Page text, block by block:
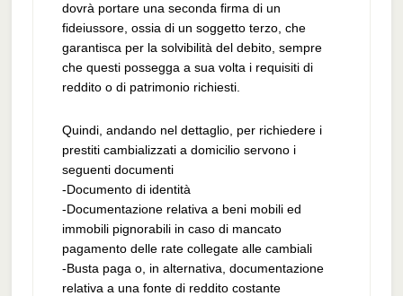
dovrà portare una seconda firma di un
fideiussore, ossia di un soggetto terzo, che
garantisca per la solvibilità del debito, sempre
che questi possegga a sua volta i requisiti di
reddito o di patrimonio richiesti.
Quindi, andando nel dettaglio, per richiedere i
prestiti cambializzati a domicilio servono i
seguenti documenti
-Documento di identità
-Documentazione relativa a beni mobili ed
immobili pignorabili in caso di mancato
pagamento delle rate collegate alle cambiali
-Busta paga o, in alternativa, documentazione
relativa a una fonte di reddito costante